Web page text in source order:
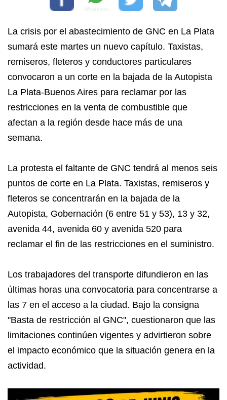
La crisis por el abastecimiento de GNC en La Plata
sumará este martes un nuevo capítulo. Taxistas,
remiseros, fleteros y conductores particulares
convocaron a un corte en la bajada de la Autopista
La Plata-Buenos Aires para reclamar por las
restricciones en la venta de combustible que
afectan a la región desde hace más de una
semana.
La protesta el faltante de GNC tendrá al menos seis
puntos de corte en La Plata. Taxistas, remiseros y
fleteros se concentrarán en la bajada de la
Autopista, Gobernación (6 entre 51 y 53), 13 y 32,
avenida 44, avenida 60 y avenida 520 para
reclamar el fin de las restricciones en el suministro.
Los trabajadores del transporte difundieron en las
últimas horas una convocatoria para concentrarse a
las 7 en el acceso a la ciudad. Bajo la consigna
"Basta de restricción al GNC", cuestionaron que las
limitaciones continúen vigentes y advirtieron sobre
el impacto económico que la situación genera en la
actividad.